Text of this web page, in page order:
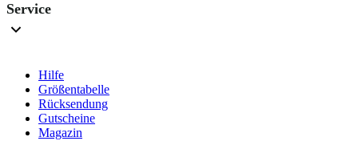
Service
Hilfe
Größentabelle
Rücksendung
Gutscheine
Magazin